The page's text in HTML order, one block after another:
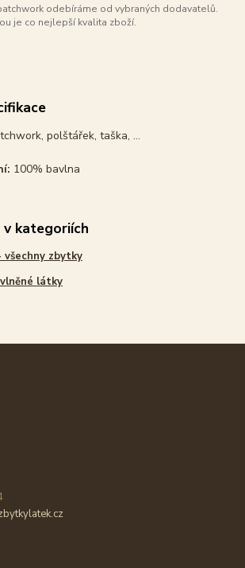
odebíráme od vybraných dodavatelů.
je co nejlepší kvalita zboží.
polštářek, taška, ...
100% bavlna
v kategoriích
zbytky
látky